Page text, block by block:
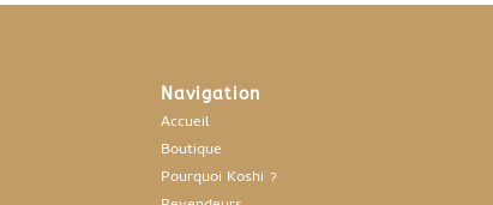
Navigation
Accueil
Boutique
Pourquoi Koshi ?